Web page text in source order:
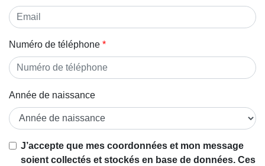
Numéro de téléphone
Année de naissance
Si vous
êtes un
J’accepte que mes coordonnées et mon message
soient collectés et stockés en base de données. Ces